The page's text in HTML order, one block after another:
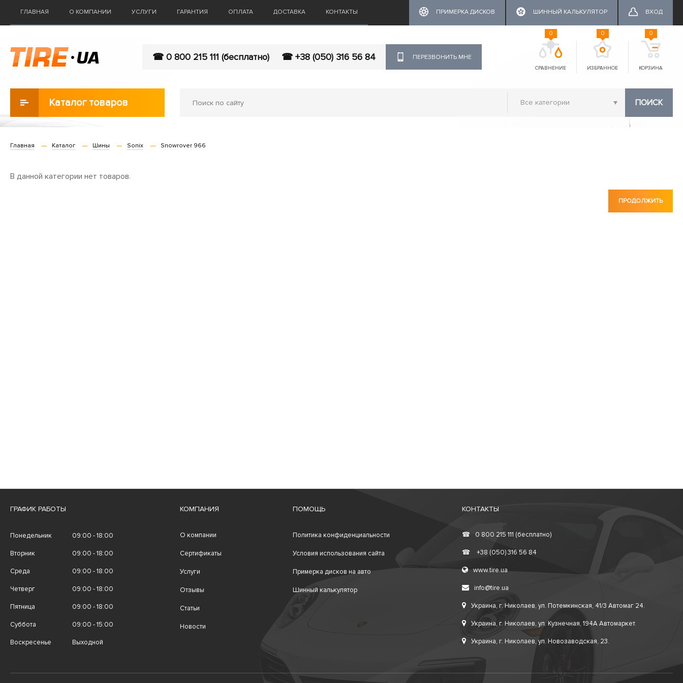
ГЛАВНАЯ О КОМПАНИИ УСЛУГИ ГАРАНТИЯ ОПЛАТА ДОСТАВКА КОНТАКТЫ ПРИМЕРКА ДИСКОВ ШИННЫЙ КАЛЬКУЛЯТОР ВХОД
☎ 0 800 215 111 (бесплатно) ☎ +38 (050) 316 56 84 ПЕРЕЗВОНИТЬ МНЕ
СРАВНЕНИЕ
0
ИЗБРАННОЕ
0
КОРЗИНА
0
Каталог товаров ПОИСК
Главная Каталог Шины Sonix Snowrover 966
В данной категории нет товаров.
ПРОДОЛЖИТЬ
ГРАФИК РАБОТЫ
Понедельник 09:00 - 18:00
Вторник 09:00 - 18:00
Среда 09:00 - 18:00
Четверг 09:00 - 18:00
Пятница 09:00 - 18:00
Суббота 09:00 - 15:00
Воскресенье Выходной
КОМПАНИЯ
О компании
Сертификаты
Услуги
Отзывы
Статьи
Новости
ПОМОЩЬ
Политика конфиденциальности
Условия использования сайта
Примерка дисков на авто
Шинный калькулятор
КОНТАКТЫ
☎ 0 800 215 111 (бесплатно)
☎ +38 (050) 316 56 84
www.tire.ua
info@tire.ua
Украина, г. Николаев, ул. Потемкинская, 41/3 Автомаг 24.
Украина, г. Николаев, ул. Кузнечная, 194А Автомаркет.
Украина, г. Николаев, ул. Новозаводская, 23.